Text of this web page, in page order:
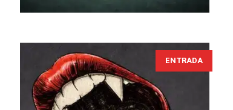
ENTRADA